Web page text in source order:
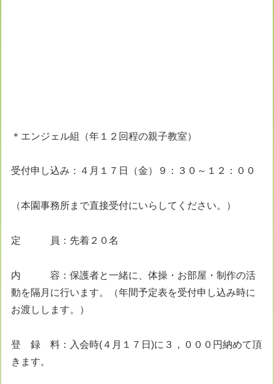
＊エンジェル組（年１２回程の親子教室）
受付申し込み：４月１７日（金）９：３０～１２：００
（本園事務所まで直接受付にいらしてください。）
定 員：先着２０名
内 容：保護者と一緒に、体操・お部屋・制作の活
動を隔月に行います。（年間予定表を受付申し込み時に
お渡しします。）
登 録 料：入会時(４月１７日)に３，０００円納めて頂
きます。